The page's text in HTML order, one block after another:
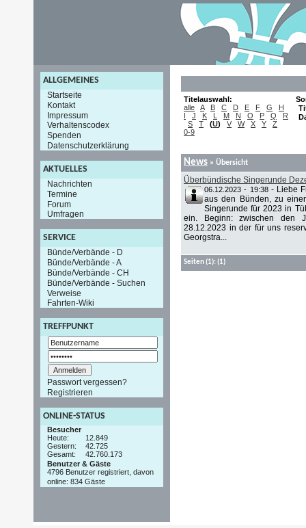
ALLGEMEINES
Startseite
Kontakt
Impressum
Verhaltenscodex
Spenden
Datenschutzerklärung
AKTUELLES
Nachrichten
Termine
Forum
Umfragen
SERVICE
Bünde/Verbände - D
Bünde/Verbände - A
Bünde/Verbände - CH
Bünde/Verbände - Suchen
Verweise
Fahrten-Wiki
TREFFPUNKT
Passwort vergessen?
Registrieren
ONLINE-STATUS
Besucher
Heute:
12.849
Gestern:
42.725
Gesamt:
42.760.173
Benutzer & Gäste
4796 Benutzer registriert, davon
online: 834 Gäste
Titelauswahl:
alle
A B C D E F G
H
I
J K L M N O P Q
R
S
T (U) V W X Y
Z
0-9
News » Übersicht
Überbündische Singerunde
06.12.2023 - 19:38- Liebe
aus den Bünden, zu
Singerunde für 2023 in
ein. Beginn: zwischen den
28.12.2023 in der für uns
Georgstra...
Seiten(1): (1)